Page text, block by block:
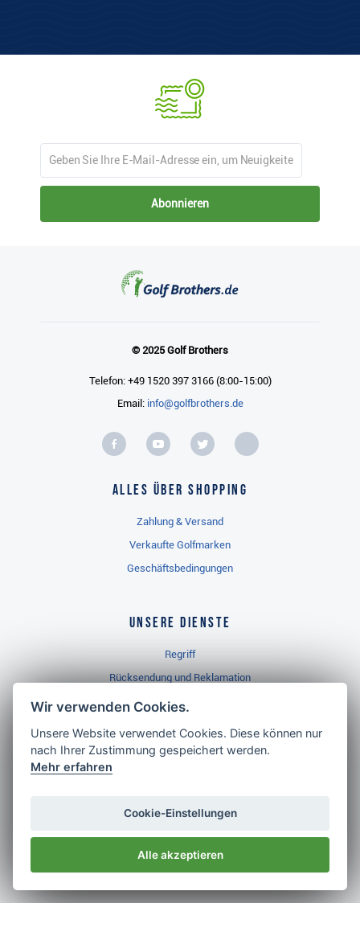
Abonnieren
© 2025 Golf Brothers
Telefon: +49 1520 397 3166 (8:00-15:00)
Email: info@golfbrothers.de
Alles über Shopping
Zahlung & Versand
Verkaufte Golfmarken
Geschäftsbedingungen
Unsere Dienste
Regriff
Rücksendung und Reklamation
Widerrufsbelehrung
Golf Brothers.de
Neuheiten
Impressum
Wir verwenden Cookies.
Unsere Website verwendet Cookies. Diese können nur
nach Ihrer Zustimmung gespeichert werden.
Mehr erfahren
Cookie-Einstellungen
Alle akzeptieren